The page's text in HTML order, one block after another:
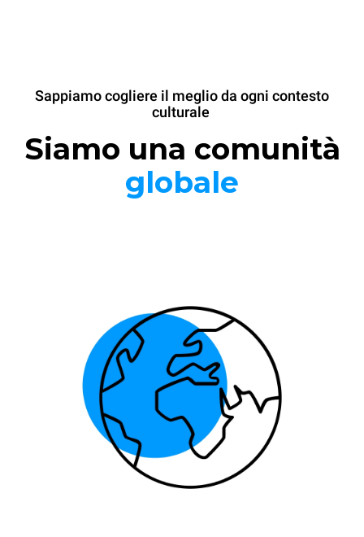
Sappiamo cogliere il meglio da ogni contesto
culturale
Siamo una comunità
globale